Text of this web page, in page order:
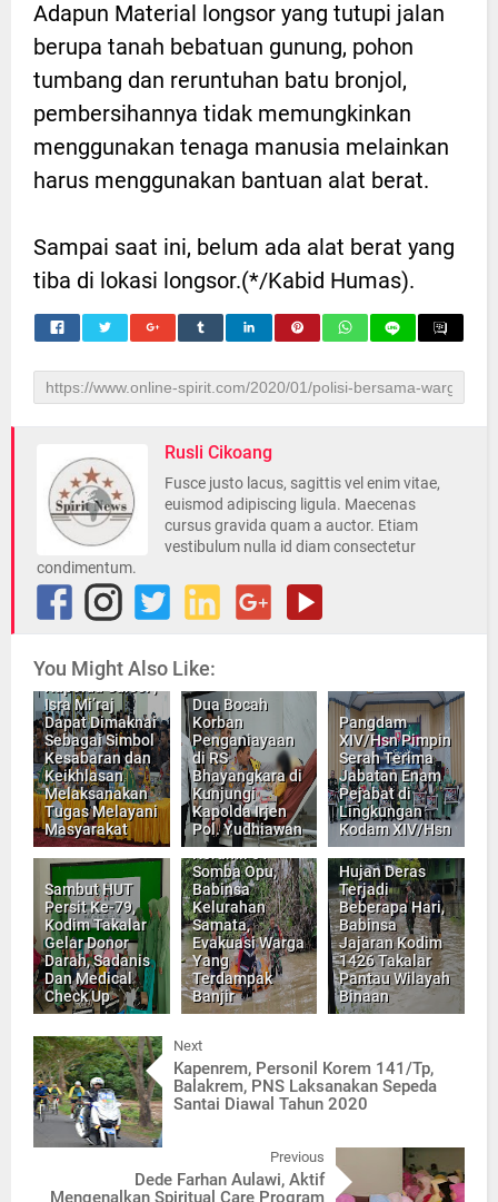
Adapun Material longsor yang tutupi jalan
berupa tanah bebatuan gunung, pohon
tumbang dan reruntuhan batu bronjol,
pembersihannya tidak memungkinkan
menggunakan tenaga manusia melainkan
harus menggunakan bantuan alat berat.
Sampai saat ini, belum ada alat berat yang
tiba di lokasi longsor.(*/Kabid Humas).
Rusli Cikoang
Fusce justo lacus, sagittis vel enim vitae,
euismod adipiscing ligula. Maecenas
cursus gravida quam a auctor. Etiam
vestibulum nulla id diam consectetur
condimentum.
You Might Also Like:
Isra Mi’raj
Dapat Dimaknai
Sebagai Simbol
Kesabaran dan
Keikhlasan
Melaksanakan
Tugas Melayani
Masyarakat
Dua Bocah
Korban
Penganiayaan
di RS
Bhayangkara di
Kunjungi
Kapolda Irjen
Pol. Yudhiawan
Pangdam
XIV/Hsn Pimpin
Serah Terima
Jabatan Enam
Pejabat di
Lingkungan
Kodam XIV/Hsn
Sambut HUT
Persit Ke-79,
Kodim Takalar
Gelar Donor
Darah, Sadanis
Dan Medical
Check Up
Somba Opu,
Babinsa
Kelurahan
Samata,
Evakuasi Warga
Yang
Terdampak
Banjir
Hujan Deras
Terjadi
Beberapa Hari,
Babinsa
Jajaran Kodim
1426 Takalar
Pantau Wilayah
Binaan
Next
Kapenrem, Personil Korem 141/Tp,
Balakrem, PNS Laksanakan Sepeda
Santai Diawal Tahun 2020
Previous
Dede Farhan Aulawi, Aktif
Mengenalkan Spiritual Care Program